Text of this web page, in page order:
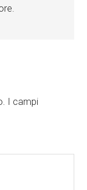
I campi